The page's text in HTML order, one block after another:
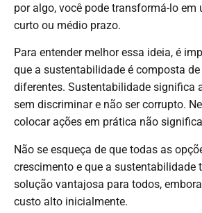
por algo, você pode transformá-lo em
curto ou médio prazo.
Para entender melhor essa ideia, é
que a sustentabilidade é composta
diferentes. Sustentabilidade significa
sem discriminar e não ser corrupto.
colocar ações em prática não
Não se esqueça de que todas as
crescimento e que a sustentabilidade
solução vantajosa para todos,
custo alto inicialmente.